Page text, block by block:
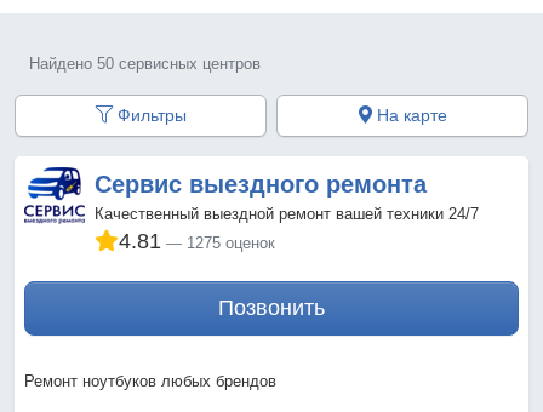
Найдено 50 сервисных центров
Фильтры На карте
Сервис выездного ремонта
Качественный выездной ремонт вашей техники 24/7
4.81 1275 оценок
Позвонить
Ремонт ноутбуков любых брендов